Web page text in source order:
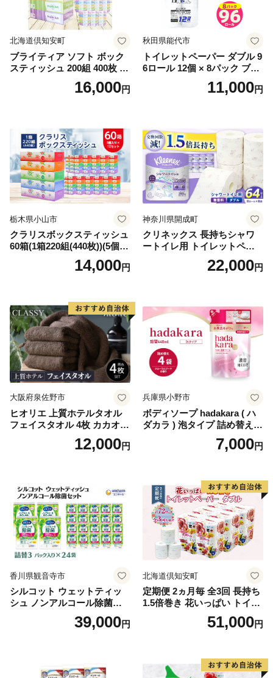
北海道倶知安町
ブライティア ソフト ボック
スティッシュ 200組 400枚 60
箱 日本製 まとめ買い ティッ
シュ リサイクル 長持 防災 常
倶知安町 日用品
16,000円
秋田県能代市
トイレットペーパー ダブル 9
6ロール 12個 × 8パック ブラ
ンカ 再生紙 100％ 芯あり 日
用品 消耗品 無香料 生活用品
11,000円
栃木県小山市
クラリスボックスティッシュ
60箱(1箱220組(440枚))(5個入
り×12セット)【1256759】
14,000円
神奈川県開成町
クリネックス 長持ちシャワ
ートイレ用 トイレットペー
パー（ダブル）64ロール(8ロ
ール×8パック) 開成町 トイレ
蓄 防災 エコ 消耗品 生活雑貨
生活用品 無香料 トイレット
ペーパー ダブル といれっと
ぺーぱー トイレ クレシア ト
イレットペーパー [BDBH002
-1]
22,000円
大阪府泉佐野市
ヒオリエ 上質ホテルタオル
フェイスタオル 4枚 カカオ
【タオル 泉州タオル 吸水 普
段使い 無地 シンプル 日用品
12,000円
兵庫県小野市
ボディソープ hadakara ( ハ
ダカラ ) 泡タイプ 詰め替え 4
40ml×4袋 ボディーソープ 泡
ボディソープ 泡 日用品 消耗
泡石鹸 石鹸 兵庫 兵庫県 小野
7,000円
香川県観音寺市
シルコット ウェットティッ
シュ ノンアルコール除菌詰
替（43枚×3P）×24袋 日用品
おもちゃ 拭き取り 手拭き 外
39,000円
北海道倶知安町
定期便 2ヵ月毎 全3回 長持ち
1.5倍巻き 花いっぱい トイレ
ットペーパー ダブル 45ｍ 計
72ロール 全18種 花柄 プリン
ー 消耗品 備蓄 送料無料 北海
道 倶知安町 日用品
51,000円